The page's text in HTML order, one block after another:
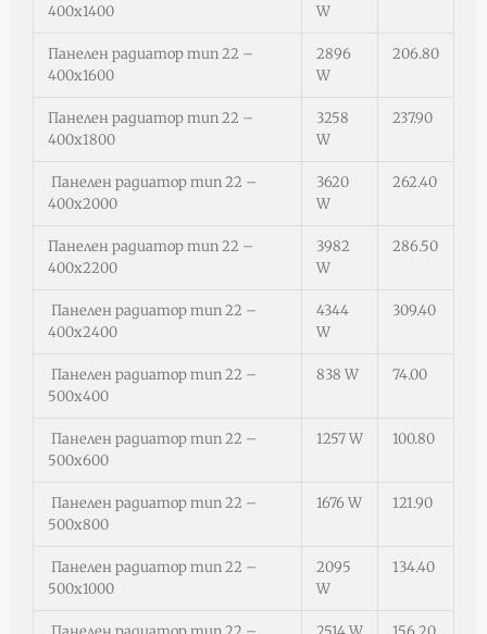
400х1400
W
Панелен радиатор тип 22 –
400х1600
2896
W
206.80
Панелен радиатор тип 22 –
400х1800
3258
W
237.90
Панелен радиатор тип 22 –
400х2000
3620
W
262.40
Панелен радиатор тип 22 –
400х2200
3982
W
286.50
Панелен радиатор тип 22 –
400х2400
4344
W
309.40
Панелен радиатор тип 22 –
500х400
838 W 74.00
Панелен радиатор тип 22 –
500х600
1257 W 100.80
Панелен радиатор тип 22 –
500х800
1676 W 121.90
Панелен радиатор тип 22 –
500х1000
2095
W
134.40